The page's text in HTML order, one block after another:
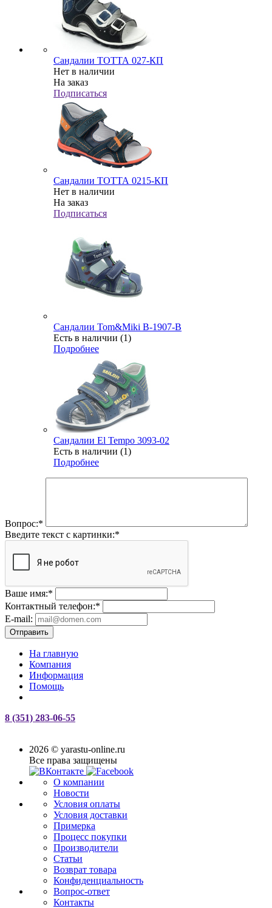
Сандалии ТОТТА 027-КП
Нет в наличии
На заказ
Подписаться
Сандалии ТОТТА 0215-КП
Нет в наличии
На заказ
Подписаться
Сандалии Tom&Miki B-1907-B
Есть в наличии (1)
Подробнее
Сандалии El Tempo 3093-02
Есть в наличии (1)
Подробнее
Вопрос:*
Введите текст с картинки:*
Ваше имя:*
Контактный телефон:*
E-mail:
Отправить
На главную
Компания
Информация
Помощь
8 (351) 283-06-55
2026 © yarastu-online.ru
Все права защищены
О компании
Новости
Условия оплаты
Условия доставки
Примерка
Процесс покупки
Производители
Статьи
Возврат товара
Конфиденциальность
Вопрос-ответ
Контакты